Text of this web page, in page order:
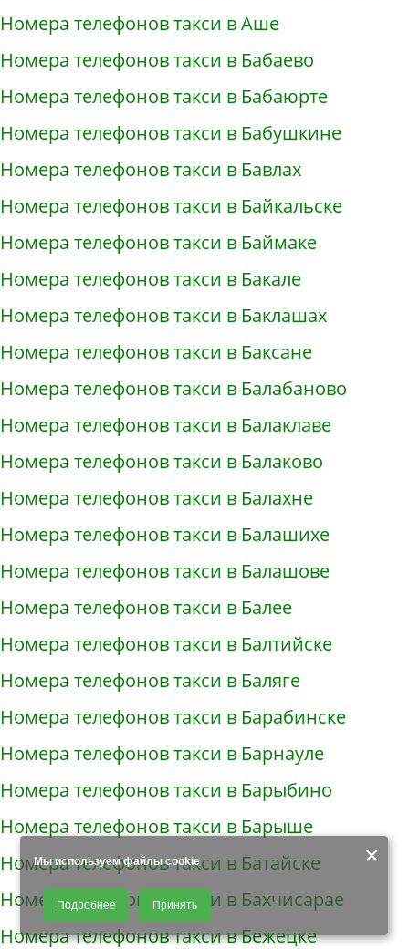
×
Мы используем файлы cookie
Продолжая использовать наш сайт, Вы даете согласие на обработку
файлов - COOKIES, пользовательских данных (файлы-cookies, IP-адрес,
данные об идентификаторе браузера, дата и время осуществления
доступа к сайту, история поисковых запросов) для сбора аналитической и
Подробнее Принять
Номера телефонов такси в Аше
Номера телефонов такси в Бабаево
Номера телефонов такси в Бабаюрте
Номера телефонов такси в Бабушкине
Номера телефонов такси в Бавлах
Номера телефонов такси в Байкальске
Номера телефонов такси в Баймаке
Номера телефонов такси в Бакале
Номера телефонов такси в Баклашах
Номера телефонов такси в Баксане
Номера телефонов такси в Балабаново
Номера телефонов такси в Балаклаве
Номера телефонов такси в Балаково
Номера телефонов такси в Балахне
Номера телефонов такси в Балашихе
Номера телефонов такси в Балашове
Номера телефонов такси в Балее
Номера телефонов такси в Балтийске
Номера телефонов такси в Баляге
Номера телефонов такси в Барабинске
Номера телефонов такси в Барнауле
Номера телефонов такси в Барыбино
Номера телефонов такси в Барыше
Номера телефонов такси в Батайске
Номера телефонов такси в Бахчисарае
Номера телефонов такси в Бежецке